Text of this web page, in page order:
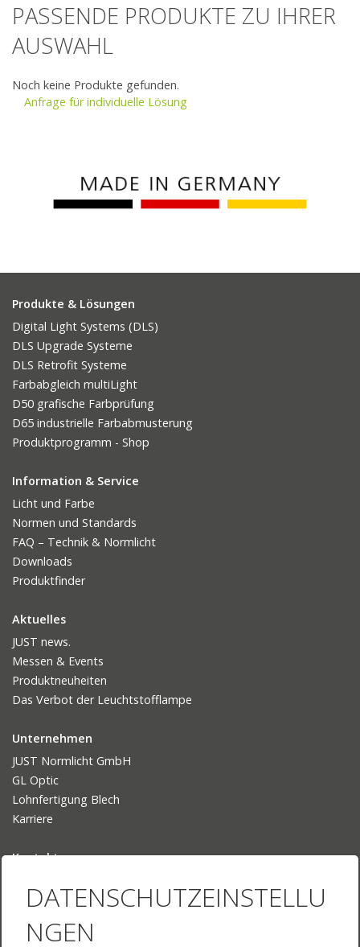
PASSENDE PRODUKTE ZU IHRER
AUSWAHL
Noch keine Produkte gefunden.
Anfrage für individuelle Lösung
Produkte & Lösungen
Digital Light Systems (DLS)
DLS Upgrade Systeme
DLS Retrofit Systeme
Farbabgleich multiLight
D50 grafische Farbprüfung
D65 industrielle Farbabmusterung
Produktprogramm - Shop
Information & Service
Licht und Farbe
Normen und Standards
FAQ – Technik & Normlicht
Downloads
Produktfinder
Aktuelles
JUST news.
Messen & Events
Produktneuheiten
Das Verbot der Leuchtstofflampe
Unternehmen
JUST Normlicht GmbH
GL Optic
Lohnfertigung Blech
Karriere
Kontakt
Ihr Weg zu uns
Sprache
DATENSCHUTZEINSTELLU
NGEN